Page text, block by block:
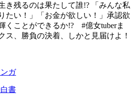
き残るのは果たして誰!? 「みんな私
たい！」「お金が欲しい！」承認欲
くことができるか!? #億女tuberま
ス、勝負の決着、しかと見届けよ！
ガ
書